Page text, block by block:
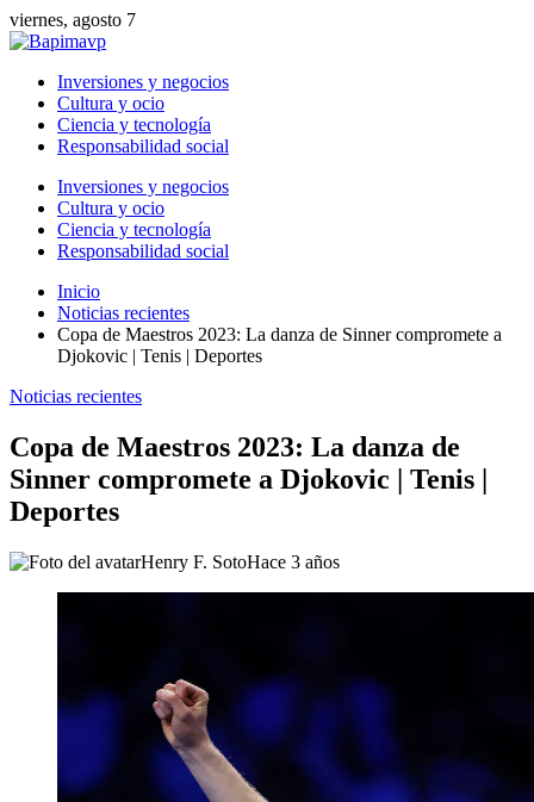
viernes, agosto 7
Inversiones y negocios
Cultura y ocio
Ciencia y tecnología
Responsabilidad social
Inversiones y negocios
Cultura y ocio
Ciencia y tecnología
Responsabilidad social
Inicio
Noticias recientes
Copa de Maestros 2023: La danza de Sinner compromete a
Djokovic | Tenis | Deportes
Noticias recientes
Copa de Maestros 2023: La danza de
Sinner compromete a Djokovic | Tenis |
Deportes
Henry F. SotoHace 3 años